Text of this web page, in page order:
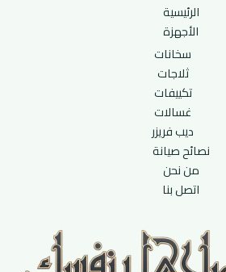
الرئيسية
الأجهزة
سخانات
ثلاجات
تكييفات
غسالات
ديب فريزر
نصائح صيانة
من نحن
اتصل بنا